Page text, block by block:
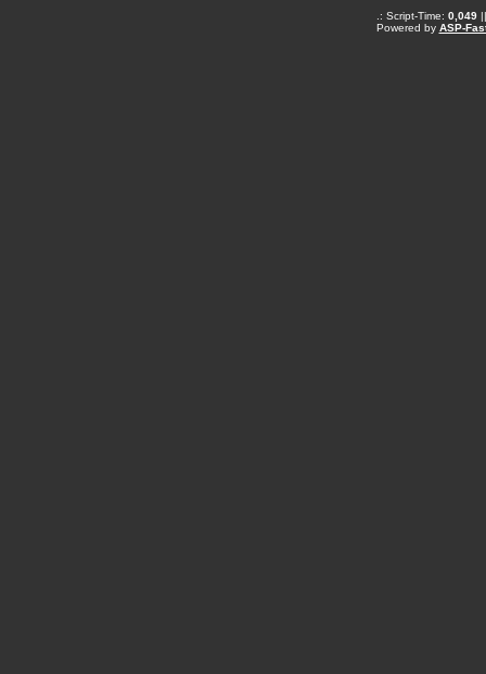
.: Script-Time: 0,049||
Powered by ASP-